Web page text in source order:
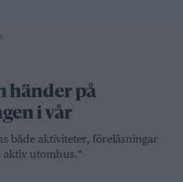
händer på
i vår
både aktiviteter, föreläsningar
aktiv utomhus."